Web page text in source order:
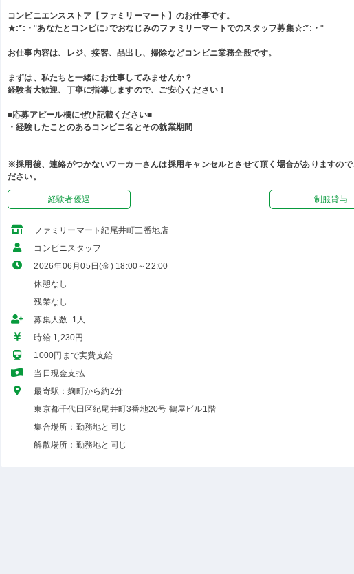
コンビニエンスストア【ファミリーマート】のお仕事です。
★:*:・°あなたとコンビに♪でおなじみのファミリーマートでのスタッフ募集☆:*:・°
お仕事内容は、レジ、接客、品出し、掃除などコンビニ業務全般です。
まずは、私たちと一緒にお仕事してみませんか？
経験者大歓迎、丁寧に指導しますので、ご安心ください！
■応募アピール欄にぜひ記載ください■
・経験したことのあるコンビニ名とその就業期間
※採用後、連絡がつかないワーカーさんは採用キャンセルとさせて頂く場合がありますの
ださい。
経験者優遇 制服貸与
ファミリーマート紀尾井町三番地店
コンビニスタッフ
2026年06月05日(金) 18:00～22:00
休憩なし
残業なし
募集人数 1人
時給 1,230円
1000円まで実費支給
当日現金支払
最寄駅：麹町から約2分
東京都千代田区紀尾井町3番地20号 鶴屋ビル1階
集合場所：勤務地と同じ
解散場所：勤務地と同じ